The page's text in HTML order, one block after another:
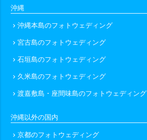
沖縄
chevron_right沖縄本島のフォトウェディング
chevron_right宮古島のフォトウェディング
chevron_right石垣島のフォトウェディング
chevron_right 久米島のフォトウェディング
chevron_right渡嘉敷島・座間味島のフォトウェディング
沖縄以外の国内
chevron_right京都のフォトウェディング